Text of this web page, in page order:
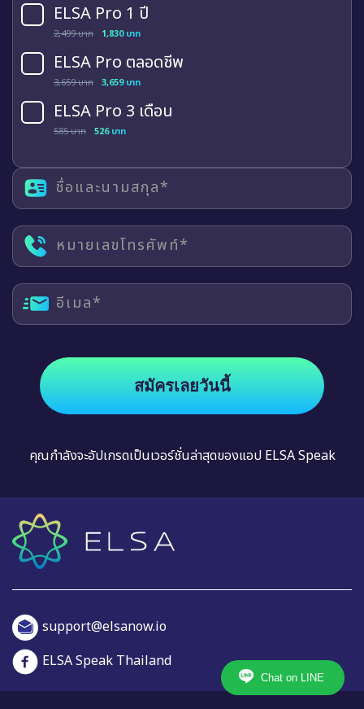
ELSA Pro 1 ปี
2,499 บาท 1,830 บาท
ELSA Pro ตลอดชีพ
3,659 บาท 3,659 บาท
ELSA Pro 3 เดือน
585 บาท 526 บาท
ชื่อและนามสกุล*
หมายเลขโทรศัพท์*
อีเมล*
สมัครเลยวันนี้
คุณกำลังจะอัปเกรดเป็นเวอร์ชั่นล่าสุดของแอป ELSA Speak
Chat on LINE
support@elsanow.io
ELSA Speak Thailand